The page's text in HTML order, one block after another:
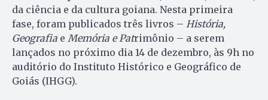
da ciência e da cultura goiana. Nesta primeira
fase, foram publicados três livros – História,
Geografia e Memória e Patrimônio – a serem
lançados no próximo dia 14 de dezembro, às 9h no
auditório do Instituto Histórico e Geográfico de
Goiás (IHGG).